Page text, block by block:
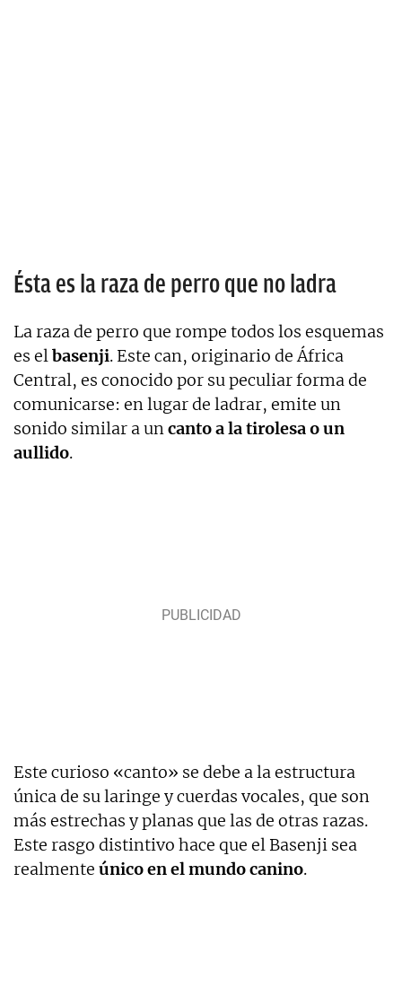
Ésta es la raza de perro que no ladra
La raza de perro que rompe todos los esquemas
es elbasenji. Este can, originario de África
Central, es conocido por su peculiar forma de
comunicarse: en lugar de ladrar, emite un
sonido similar a uncanto a la tirolesa o un
aullido.
Este curioso «canto» se debe a la estructura
única de su laringe y cuerdas vocales, que son
más estrechas y planas que las de otras razas.
Este rasgo distintivo hace que el Basenji sea
realmente único en el mundo canino.